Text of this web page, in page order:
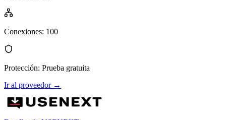
Conexiones: 100
Protección: Prueba gratuita
Ir al proveedor→